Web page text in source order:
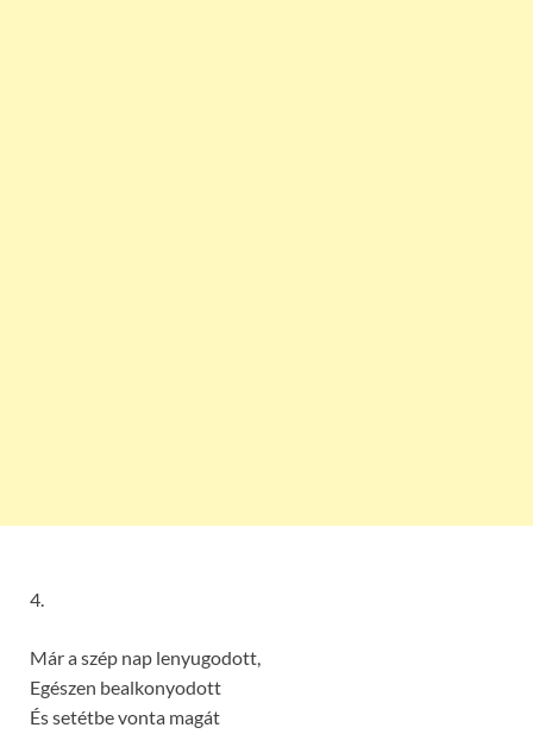
4.
Már a szép nap lenyugodott,
Egészen bealkonyodott
És setétbe vonta magát